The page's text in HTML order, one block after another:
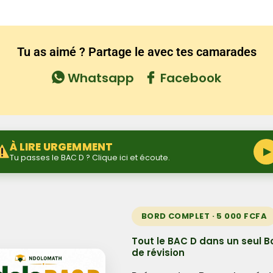
Tu as aimé ? Partage le avec tes camarades
Whatsapp Facebook
À LIRE URGEMMENT
Tu passes le BAC D ? Clique ici et écoute. ▶
BORD COMPLET · 5 000 FCFA
Tout le BAC D dans un seul
de révision